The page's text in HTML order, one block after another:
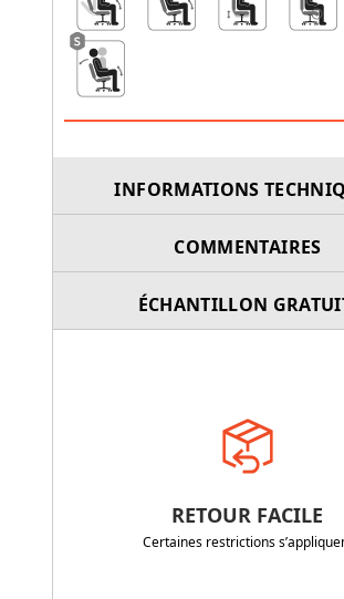
INFORMATIONS
COMMENTAIRES
ÉCHANTILLON
RETOUR FACILE
Certaines restrictions